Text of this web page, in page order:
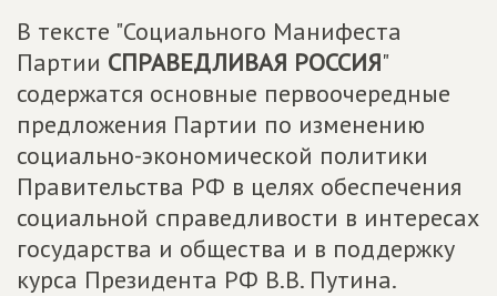
В тексте "Социального Манифеста
Партии СПРАВЕДЛИВАЯ РОССИЯ"
содержатся основные первоочередные
предложения Партии по изменению
социально-экономической политики
Правительства РФ в целях обеспечения
социальной справедливости в интересах
государства и общества и в поддержку
курса Президента РФ В.В. Путина.